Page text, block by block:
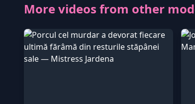
More videos from other